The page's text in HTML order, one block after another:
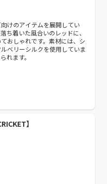
けのアイテムを展開してい
ち着いた風合いのレッドに、
おしゃれです。素材には、シ
ベリーシルクを使用していま
れます。
】